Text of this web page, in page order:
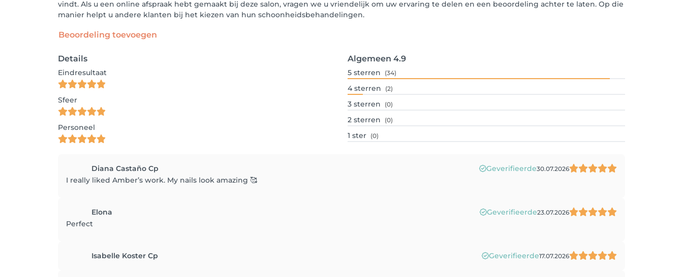
vindt. Als u een online afspraak hebt gemaakt bij deze salon, vragen we u vriendelijk om uw ervaring te delen en een beoordeling achter te laten. Op die
manier helpt u andere klanten bij het kiezen van hun schoonheidsbehandelingen.
Beoordeling toevoegen
Details
Eindresultaat
Sfeer
Personeel
Algemeen 4.9
5 sterren (34)
4 sterren (2)
3 sterren (0)
2 sterren (0)
1 ster (0)
Diana Castaño Cp Geverifieerde30.07.2026
I really liked Amber’s work. My nails look amazing 🥰
Elona Geverifieerde23.07.2026
Perfect
Isabelle Koster Cp Geverifieerde17.07.2026